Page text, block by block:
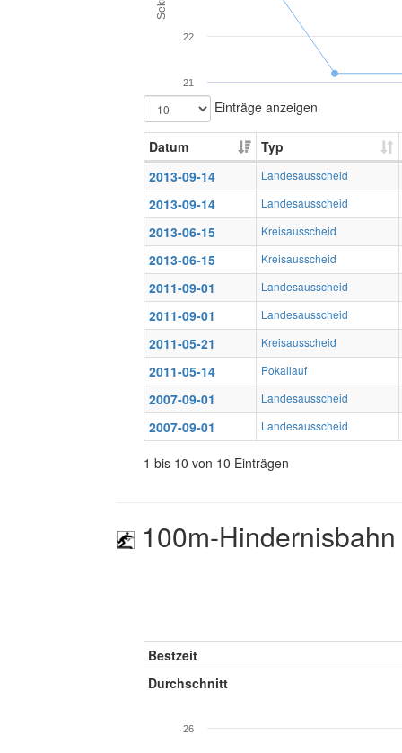
21
22
Einträge anzeigen
Datum
Typ
2013-09-14
Landesausscheid
2013-09-14 Landesausscheid
2013-06-15 Kreisausscheid
2013-06-15 Kreisausscheid
2011-09-01 Landesausscheid
2011-09-01 Landesausscheid
2011-05-21 Kreisausscheid
2011-05-14 Pokallauf
2007-09-01 Landesausscheid
2007-09-01 Landesausscheid
1 bis 10 von 10 Einträgen
100m-
Bestzeit
Durchschnitt
26